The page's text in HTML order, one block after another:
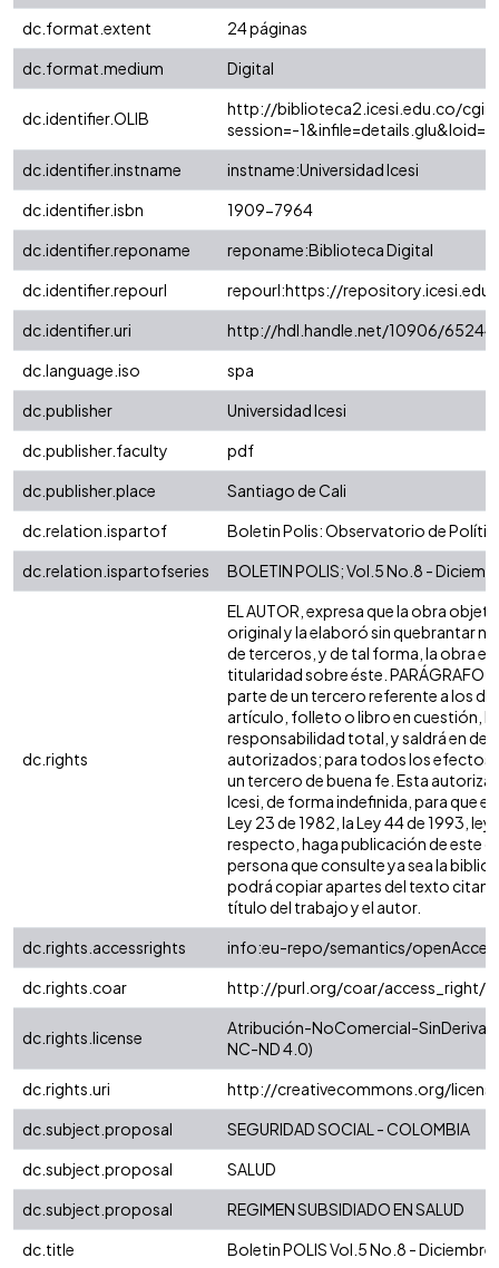
dc.format.extent
24 páginas
dc.format.medium
Digital
dc.identifier.OLIB
http://biblioteca2.icesi.edu.co/cgi-
session=-
dc.identifier.instname
instname:Universidad Icesi
dc.identifier.isbn
1909-7964
dc.identifier.reponame
reponame:Biblioteca Digital
dc.identifier.repourl
repourl:https://
dc.identifier.uri
http://hdl.handle.net/10906/65244
dc.language.iso
spa
dc.publisher
Universidad Icesi
dc.publisher.faculty
pdf
dc.publisher.place
Santiago de Cali
dc.relation.ispartof
Boletin Polis: Observatorio de
dc.relation.ispartofseries
BOLETIN POLIS; Vol.5 No.8 -
dc.rights
EL AUTOR, expresa que la obra
original y la elaboró sin quebrantar
de terceros, y de tal forma, la obra es
titularidad sobre éste. PARÁGRAFO:
parte de un tercero referente a los
artículo, folleto o libro en cuestión,
responsabilidad total, y saldrá en
autorizados; para todos los efectos,
un tercero de buena fe. Esta
Icesi, de forma indefinida, para que
Ley 23 de 1982, la Ley 44 de 1993,
respecto, haga publicación de este
persona que consulte ya sea la
podrá copiar apartes del texto
título del trabajo y el autor.
dc.rights.accessrights
info:eu-repo/semantics/
dc.rights.coar
http://purl.org/coar/access_right/
dc.rights.license
Atribución-NoComercial-
NC-ND 4.0)
dc.rights.uri
http://creativecommons.org/
dc.subject.proposal
SEGURIDAD SOCIAL - COLOMBIA
dc.subject.proposal
SALUD
dc.subject.proposal
REGIMEN SUBSIDIADO EN SALUD
dc.title
Boletin POLIS Vol.5 No.8 - Diciembre